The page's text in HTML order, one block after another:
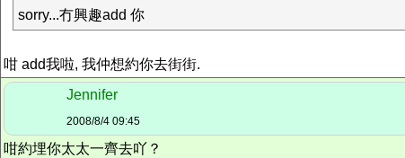
sorry...冇興趣add 你
咁 add我啦, 我仲想約你去街街.
Jennifer
2008/8/4 09:45
咁約埋你太太一齊去吖？